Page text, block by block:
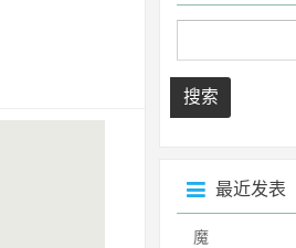
Search
最近发表
魔